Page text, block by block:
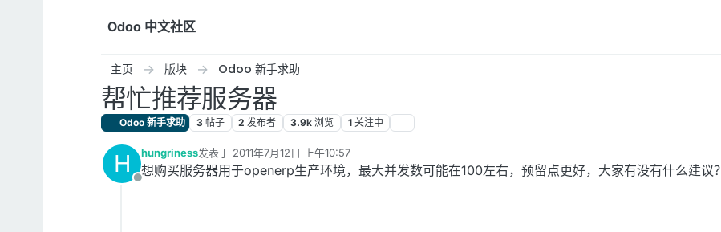
Odoo 中文社区
主页 版块 Odoo 新手求助
帮忙推荐服务器
Odoo 新手求助 3 帖子 2 发布者 3.9k 浏览 1 关注中
H
离线
hungriness发表于 2011年7月12日 上午10:57
最后由 编辑
想购买服务器用于openerp生产环境，最大并发数可能在100左右，预留点更好，大家有没有什么建议？